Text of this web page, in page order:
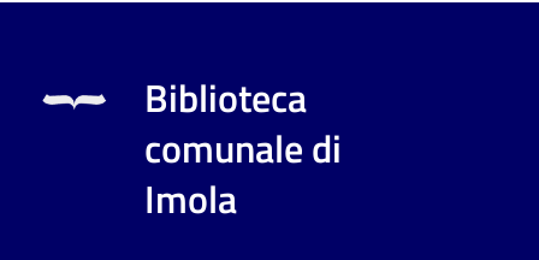
contenuti
Biblioteca
comunale di
Imola